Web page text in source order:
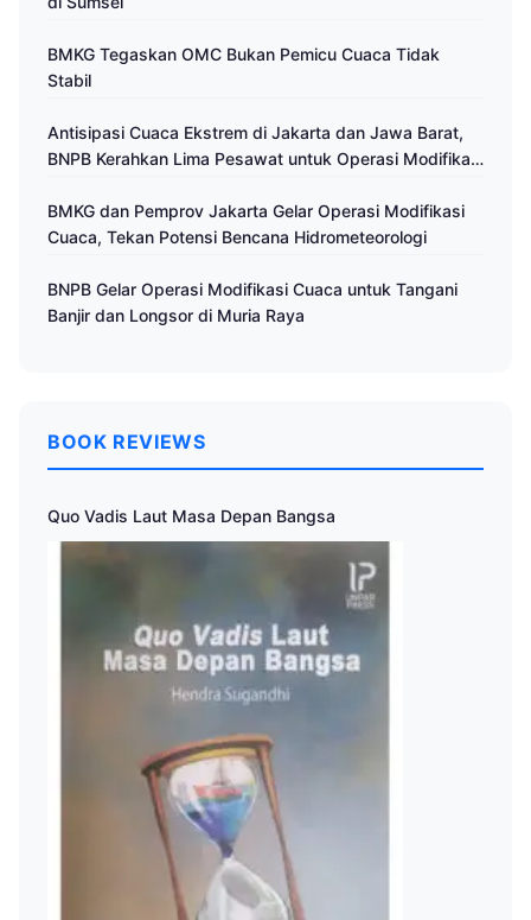
BMKG Tegaskan OMC Bukan Pemicu Cuaca Tidak
Stabil
Antisipasi Cuaca Ekstrem di Jakarta dan Jawa Barat,
BNPB Kerahkan Lima Pesawat untuk Operasi Modifikasi
BMKG dan Pemprov Jakarta Gelar Operasi Modifikasi
Cuaca, Tekan Potensi Bencana Hidrometeorologi
BNPB Gelar Operasi Modifikasi Cuaca untuk Tangani
Banjir dan Longsor di Muria Raya
BOOK REVIEWS
Quo Vadis Laut Masa Depan Bangsa